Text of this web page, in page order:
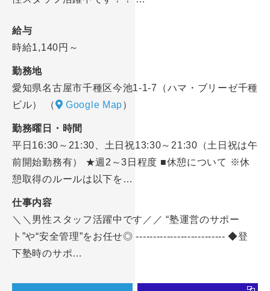
給与
時給1,140円～
勤務地
愛知県名古屋市千種区今池1-1-7（ハマ・ブリーゼ千種
ビル）
（ Google Map）
勤務曜日・時間
平日16:30～21:30、土日祝13:30～21:30（土日祝は午
前開始勤務有） ★週2～3日程度 ■休憩について ※休
憩取得のルールは以下を…
仕事内容
＼＼男性スタッフ活躍中です／／ “塾運営のサポー
ト”や“安全管理”をお任せ◎ -------------------------- ◆登
下塾時のサポ…